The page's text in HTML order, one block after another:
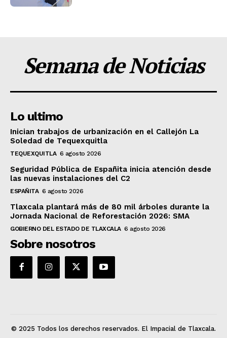
Semana de Noticias
Lo ultimo
Inician trabajos de urbanización en el Callejón La
Soledad de Tequexquitla
TEQUEXQUITLA 6 agosto 2026
Seguridad Pública de Españita inicia atención desde
las nuevas instalaciones del C2
ESPAÑITA 6 agosto 2026
Tlaxcala plantará más de 80 mil árboles durante la
Jornada Nacional de Reforestación 2026: SMA
GOBIERNO DEL ESTADO DE TLAXCALA 6 agosto 2026
Sobre nosotros
© 2025 Todos los derechos reservados. El Impacial de Tlaxcala.